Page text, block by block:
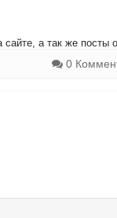
а так же посты
0